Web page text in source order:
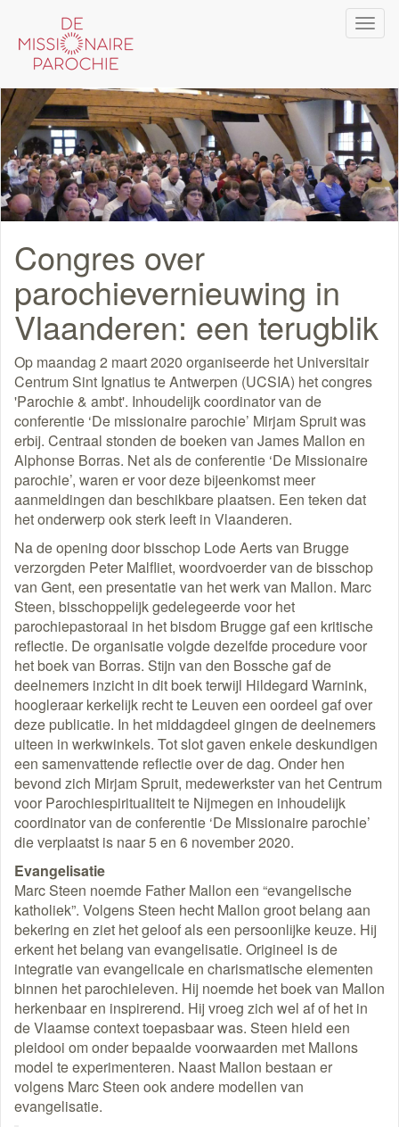
naar
inhoud
gaan
Congres over
parochievernieuwing in
Vlaanderen: een terugblik
Op maandag 2 maart 2020 organiseerde het Universitair
Centrum Sint Ignatius te Antwerpen (UCSIA) het congres
'Parochie & ambt'. Inhoudelijk coordinator van de
conferentie ‘De missionaire parochie’ Mirjam Spruit was
erbij. Centraal stonden de boeken van James Mallon en
Alphonse Borras. Net als de conferentie ‘De Missionaire
parochie’, waren er voor deze bijeenkomst meer
aanmeldingen dan beschikbare plaatsen. Een teken dat
het onderwerp ook sterk leeft in Vlaanderen.
Na de opening door bisschop Lode Aerts van Brugge
verzorgden Peter Malfliet, woordvoerder van de bisschop
van Gent, een presentatie van het werk van Mallon. Marc
Steen, bisschoppelijk gedelegeerde voor het
parochiepastoraal in het bisdom Brugge gaf een kritische
reflectie. De organisatie volgde dezelfde procedure voor
het boek van Borras. Stijn van den Bossche gaf de
deelnemers inzicht in dit boek terwijl Hildegard Warnink,
hoogleraar kerkelijk recht te Leuven een oordeel gaf over
deze publicatie. In het middagdeel gingen de deelnemers
uiteen in werkwinkels. Tot slot gaven enkele deskundigen
een samenvattende reflectie over de dag. Onder hen
bevond zich Mirjam Spruit, medewerkster van het Centrum
voor Parochiespiritualiteit te Nijmegen en inhoudelijk
coordinator van de conferentie ‘De Missionaire parochie’
die verplaatst is naar 5 en 6 november 2020.
Evangelisatie
Marc Steen noemde Father Mallon een “evangelische
katholiek”. Volgens Steen hecht Mallon groot belang aan
bekering en ziet het geloof als een persoonlijke keuze. Hij
erkent het belang van evangelisatie. Origineel is de
integratie van evangelicale en charismatische elementen
binnen het parochieleven. Hij noemde het boek van Mallon
herkenbaar en inspirerend. Hij vroeg zich wel af of het in
de Vlaamse context toepasbaar was. Steen hield een
pleidooi om onder bepaalde voorwaarden met Mallons
model te experimenteren. Naast Mallon bestaan er
volgens Marc Steen ook andere modellen van
evangelisatie.